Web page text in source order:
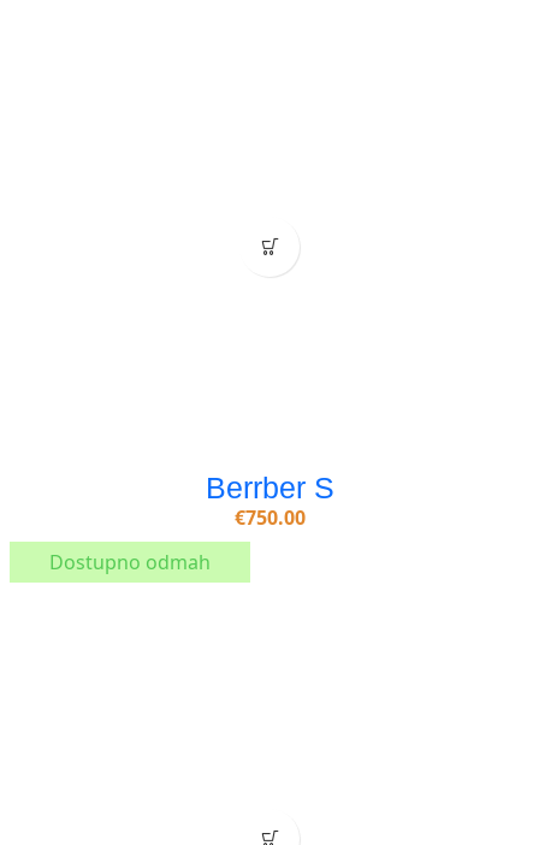
Berrber S
€750.00
Dostupno odmah